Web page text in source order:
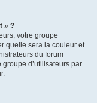
» ?
votre groupe
quelle sera la couleur et
du forum
d’utilisateurs par